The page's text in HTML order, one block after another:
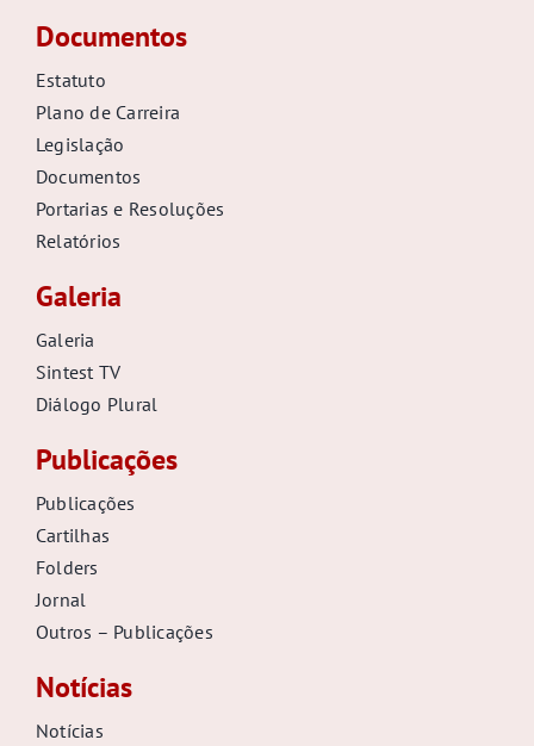
Documentos
Estatuto
Plano de Carreira
Legislação
Documentos
Portarias e Resoluções
Relatórios
Galeria
Galeria
Sintest TV
Diálogo Plural
Publicações
Publicações
Cartilhas
Folders
Jornal
Outros – Publicações
Notícias
Notícias